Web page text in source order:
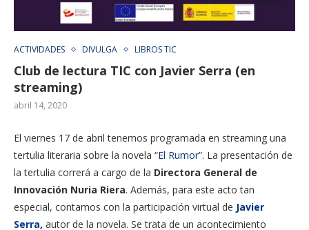
ACTIVIDADES DIVULGA LIBROS TIC
Club de lectura TIC con Javier Serra (en
streaming)
abril 14, 2020
El viernes 17 de abril tenemos programada en streaming una
tertulia literaria sobre la novela “El Rumor”. La presentación de
la tertulia correrá a cargo de la Directora General de
Innovación Nuria Riera. Además, para este acto tan
especial, contamos con la participación virtual de Javier
Serra, autor de la novela. Se trata de un acontecimiento